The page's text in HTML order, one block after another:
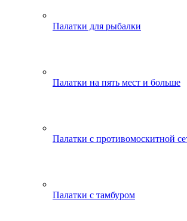
Палатки для рыбалки
Палатки на пять мест и больше
Палатки с противомоскитной
Палатки с тамбуром